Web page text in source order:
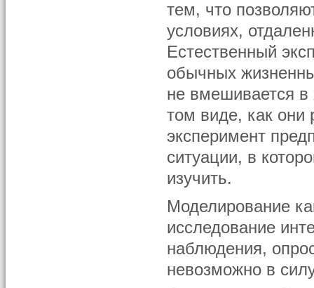
тем, что
условиях,
Естественный
обычных
не вмешивается
том виде, как они
эксперимент
ситуации, в
изучить.
Моделирование
исследование
наблюдения,
невозможно в